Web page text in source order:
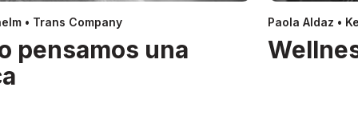
• Trans Company
pensamos una
Paola Aldaz •